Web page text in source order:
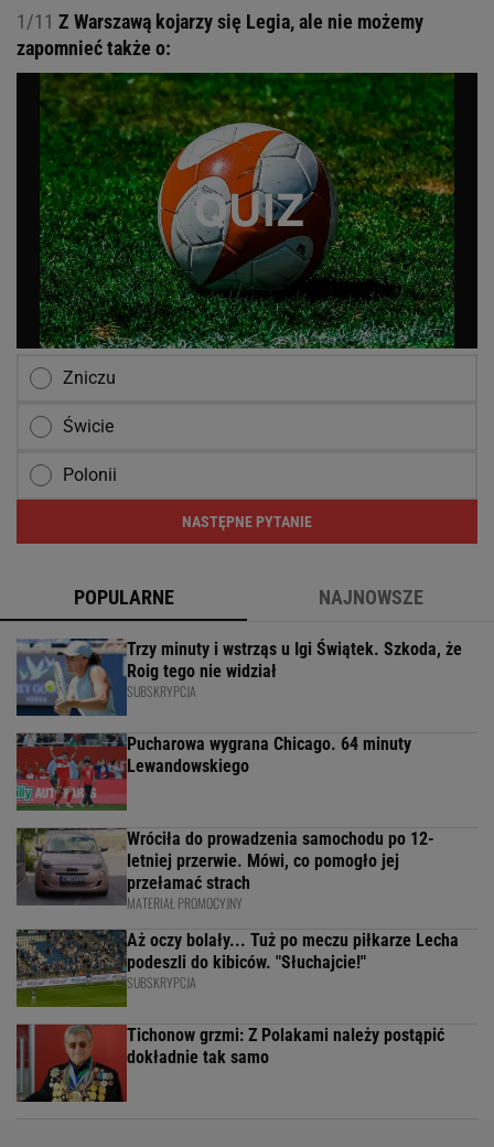
1/11 Z Warszawą kojarzy się Legia, ale nie możemy
zapomnieć także o:
Zniczu
Świcie
Polonii
NASTĘPNE PYTANIE
POPULARNE NAJNOWSZE
Trzy minuty i wstrząs u Igi Świątek. Szkoda, że
Roig tego nie widział
SUBSKRYPCJA
Pucharowa wygrana Chicago. 64 minuty
Lewandowskiego
Wróciła do prowadzenia samochodu po 12-
letniej przerwie. Mówi, co pomogło jej
przełamać strach
MATERIAŁ PROMOCYJNY
Aż oczy bolały... Tuż po meczu piłkarze Lecha
podeszli do kibiców. "Słuchajcie!"
SUBSKRYPCJA
Tichonow grzmi: Z Polakami należy postąpić
dokładnie tak samo